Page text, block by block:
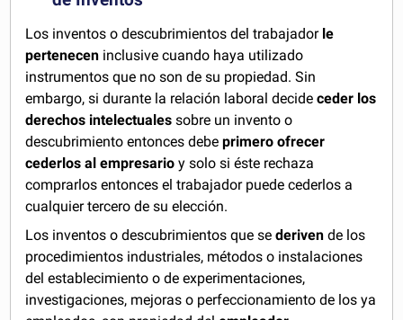
Los inventos o descubrimientos del trabajador le
pertenecen inclusive cuando haya utilizado
instrumentos que no son de su propiedad. Sin
embargo, si durante la relación laboral decideceder los
derechos intelectuales sobre un invento o
descubrimiento entonces debeprimero ofrecer
cederlos al empresario y solo si éste rechaza
comprarlos entonces el trabajador puede cederlos a
cualquier tercero de su elección.
Los inventos o descubrimientos que sederiven de los
procedimientos industriales, métodos o instalaciones
del establecimiento o de experimentaciones,
investigaciones, mejoras o perfeccionamiento de los ya